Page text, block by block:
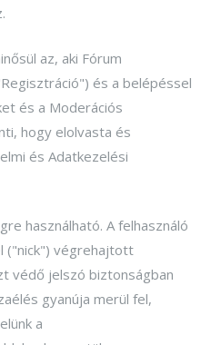
az, aki Fórum
és a belépéssel
és a Moderációs
hogy elolvasta és
és Adatkezelési
használható. A felhasználó
("nick") végrehajtott
védő jelszó biztonságban
gyanúja merül fel,
a